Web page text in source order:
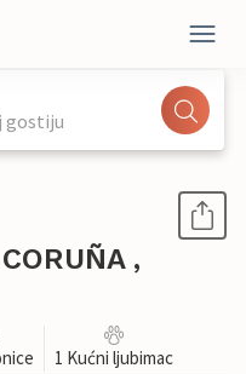
gostiju
,
1 Kućni ljubimac